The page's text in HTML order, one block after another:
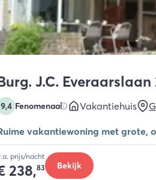
J.C. Everaarslaan
9,4 Fenomenaal Vakantiehuis
vakantiewoning met grote,
prijs/nacht
238,83 Bekijk